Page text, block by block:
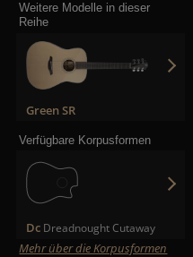
Weitere Modelle in dieser
Reihe
Green SR
Verfügbare Korpusformen
Dc Dreadnought Cutaway
Mehr über die Korpusformen